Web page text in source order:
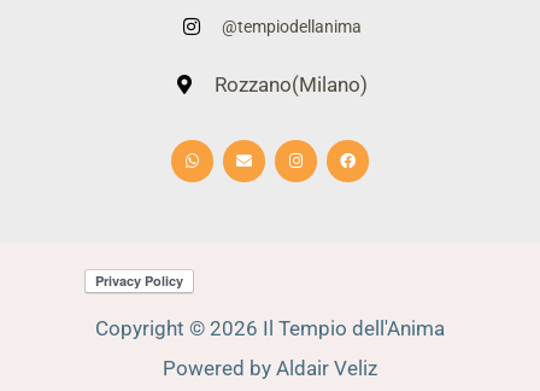
@tempiodellanima
Rozzano(Milano)
a
t
s
a
v
e
l
o
s
t
a
g
c
e
b
o
Copyright © 2026 Il Tempio dell'Anima
Powered by Aldair Veliz